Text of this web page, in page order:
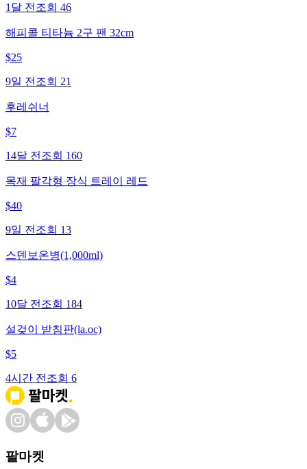
1달 전 조회 46
해피콜 티타늄 2구 팬 32cm
$25
9일 전 조회 21
후레쉬너
$7
14달 전 조회 160
목재 팔각형 장식 트레이 레드
$40
9일 전 조회 13
스덴보온병(1,000ml)
$4
10달 전 조회 184
설겆이 받침판(la.oc)
$5
4시간 전 조회 6
팔마켓